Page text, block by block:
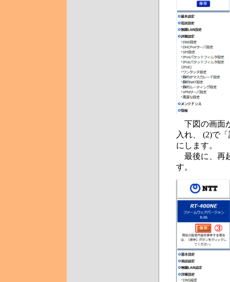
下図の画面
入れ、 (2)で
にします。
最後に、再
す。